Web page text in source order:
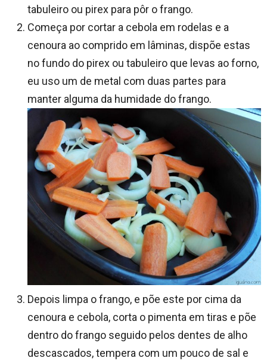
tabuleiro ou pirex para pôr o frango.
Começa por cortar a cebola em rodelas e a
cenoura ao comprido em lâminas, dispõe estas
no fundo do pirex ou tabuleiro que levas ao forno,
eu uso um de metal com duas partes para
manter alguma da humidade do frango.
Depois limpa o frango, e põe este por cima da
cenoura e cebola, corta o pimenta em tiras e põe
dentro do frango seguido pelos dentes de alho
descascados, tempera com um pouco de sal e